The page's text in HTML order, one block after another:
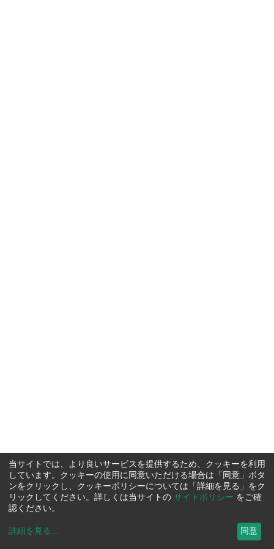
当サイトでは、より良いサービスを提供するため、クッキーを利用
しています。クッキーの使用に同意いただける場合は「同意」ボタ
ンをクリックし、クッキーポリシーについては「詳細を見る」をク
リックしてください。詳しくは当サイトの サイトポリシー をご確
認ください。
詳細を見る ... 同意